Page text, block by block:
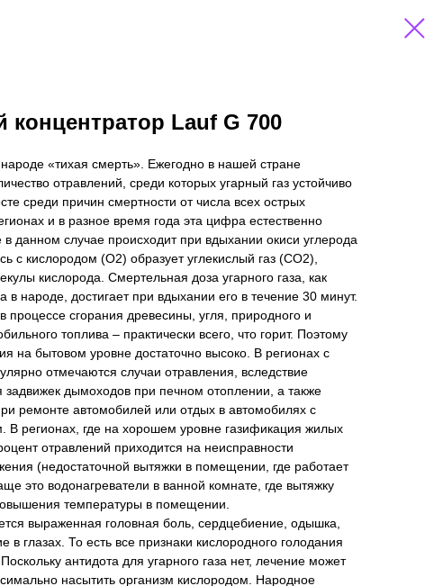
Lauf G 700
«тихая смерть». Ежегодно в нашей стране
отравлений, среди которых угарный газ устойчиво
среди причин смертности от числа всех острых
и в разное время года эта цифра естественно
данном случае происходит при вдыхании окиси углерода
с кислородом (О2) образует углекислый газ (СО2),
кислорода. Смертельная доза угарного газа, как
в народе, достигает при вдыхании его в течение 30 минут.
процессе сгорания древесины, угля, природного и
топлива – практически всего, что горит. Поэтому
на бытовом уровне достаточно высоко. В регионах с
отмечаются случаи отравления, вследствие
задвижек дымоходов при печном отоплении, а также
ремонте автомобилей или отдых в автомобилях с
В регионах, где на хорошем уровне газификация жилых
отравлений приходится на неисправности
(недостаточной вытяжки в помещении, где работает
это водонагреватели в ванной комнате, где вытяжку
температуры в помещении.
выраженная головная боль, сердцебиение, одышка,
в глазах. То есть все признаки кислородного голодания
антидота для угарного газа нет, лечение может
насытить организм кислородом. Народное